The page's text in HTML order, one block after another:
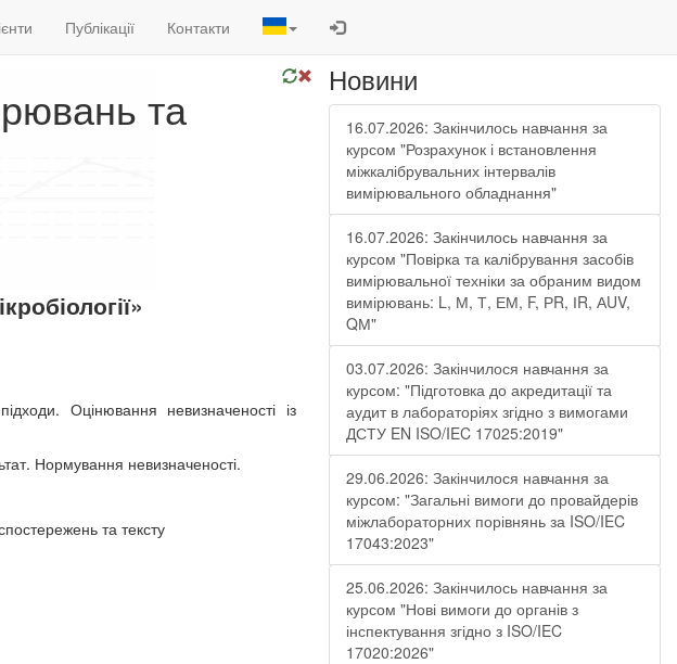
Публікації Контакти
та
Оцінювання невизначеності із
Нормування невизначеності.
та тексту
Новини
16.07.2026: Закінчилось навчання за
курсом "Розрахунок і встановлення
міжкалібрувальних інтервалів
вимірювального обладнання"
16.07.2026: Закінчилось навчання за
курсом "Повірка та калібрування засобів
вимірювальної техніки за обраним видом
вимірювань: L, М, Т, ЕМ, F, РR, ІR, АUV,
QМ"
03.07.2026: Закінчилося навчання за
курсом: "Підготовка до акредитації та
аудит в лабораторіях згідно з вимогами
ДСТУ EN ISO/IEC 17025:2019"
29.06.2026: Закінчилося навчання за
курсом: "Загальні вимоги до провайдерів
міжлабораторних порівнянь за ISO/IEC
17043:2023"
25.06.2026: Закінчилось навчання за
курсом "Нові вимоги до органів з
інспектування згідно з ISO/IEC
17020:2026"